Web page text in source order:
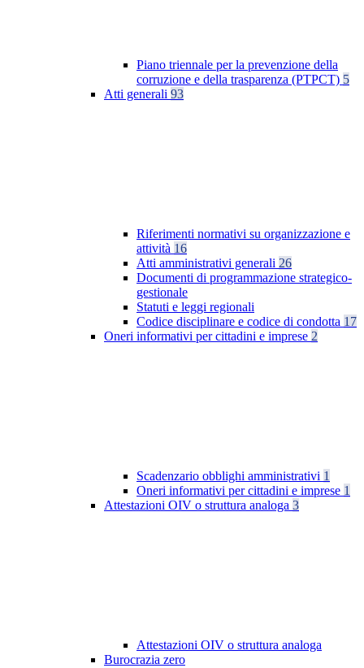
Piano triennale per la prevenzione della
corruzione e della trasparenza (PTPCT) 5
Atti generali 93
Riferimenti normativi su organizzazione e
attività 16
Atti amministrativi generali 26
Documenti di programmazione strategico-
gestionale
Statuti e leggi regionali
Codice disciplinare e codice di condotta 17
Oneri informativi per cittadini e imprese 2
Scadenzario obblighi amministrativi 1
Oneri informativi per cittadini e imprese 1
Attestazioni OIV o struttura analoga 3
Attestazioni OIV o struttura analoga
Burocrazia zero